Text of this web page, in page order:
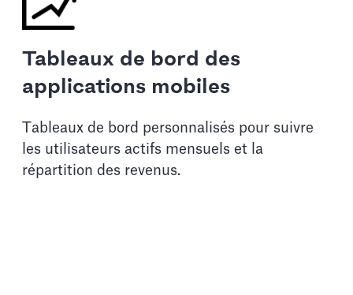
Tableaux de bord des
applications mobiles
Tableaux de bord personnalisés pour suivre
les utilisateurs actifs mensuels et la
répartition des revenus.